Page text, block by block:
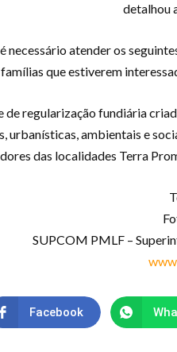
detalhou
necessário atender os
que estiverem
de regularização fundiária
urbanísticas, ambientais e
das localidades Terra
SUPCOM PMLF –
Facebook